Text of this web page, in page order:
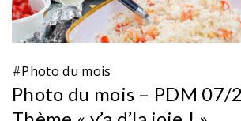
#Photo du mois
Photo du mois – PDM 07/